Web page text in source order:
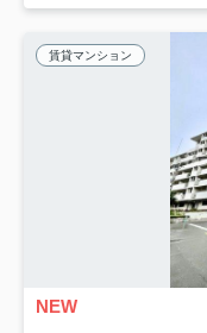
賃貸マンション
NEW